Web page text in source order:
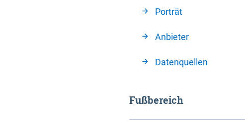
Porträt
Anbieter
Datenquellen
Fußbereich